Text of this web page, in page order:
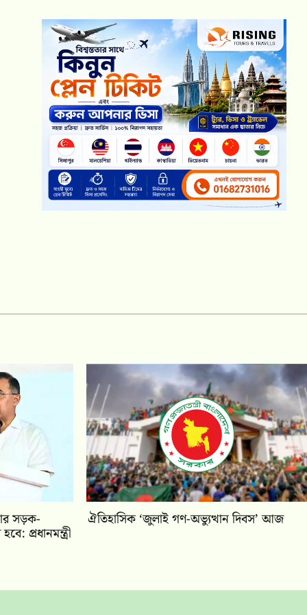
সড়ক-
প্রধানমন্ত্রী
ঐতিহাসিক ‘জুলাই গণ-অভ্যুত্থান দিবস’ আজ